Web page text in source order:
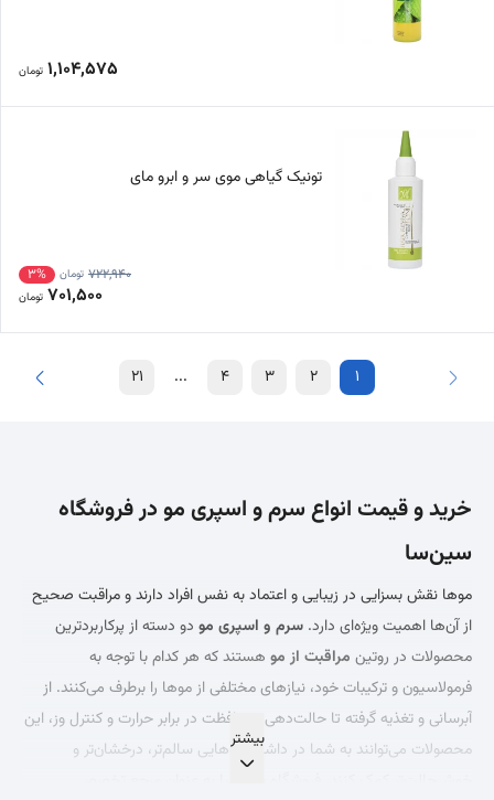
1,104,575 تومان
تونیک گیاهی موی سر و ابرو مای
722,940 تومان 3%
701,500 تومان
1
2
3
4
...
21
خرید و قیمت انواع سرم و اسپری مو در فروشگاه
سین‌سا
موها نقش بسزایی در زیبایی و اعتماد به نفس افراد دارند و مراقبت صحیح
از آن‌ها اهمیت ویژه‌ای دارد. سرم و اسپری مو دو دسته از پرکاربردترین
محصولات در روتین مراقبت از مو هستند که هر کدام با توجه به
فرمولاسیون و ترکیبات خود، نیازهای مختلفی از موها را برطرف می‌کنند. از
آبرسانی و تغذیه گرفته تا حالت‌دهی، محافظت در برابر حرارت و کنترل وز، این
محصولات می‌توانند به شما در داشتن موهایی سالم‌تر، درخشان‌تر و